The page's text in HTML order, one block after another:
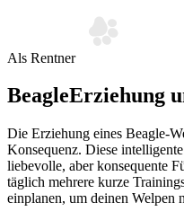
Als Rentner
BeagleErziehung
Die Erziehung eines Beagle-
Konsequenz. Diese
liebevolle, aber konsequente
täglich mehrere kurze
einplanen, um deinen Welpen